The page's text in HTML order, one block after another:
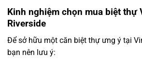
Kinh nghiệm chọn mua biệt thự
Riverside
Để sở hữu một căn biệt thự ưng ý tại
bạn nên lưu ý: